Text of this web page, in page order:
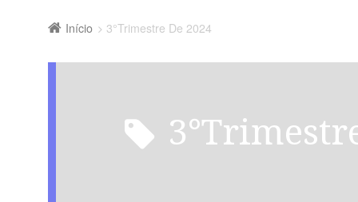
Início 3°Trimestre De 2024